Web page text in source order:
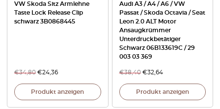
VW Skoda Sitz Armlehne
Taste Lock Release Clip
schwarz 3B0868445
€34,80 €24,36
Produkt anzeigen
Audi A3 / A4 / A6 / VW
Passat / Skoda Octavia / Seat
Leon 2.0 ALT Motor
Ansaugkrümmer
Unterdruckbetätiger
Schwarz 06B133619C / 29
003 03 369
€38,40 €32,64
Produkt anzeigen